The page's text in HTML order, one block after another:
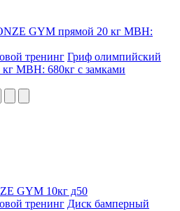
тренинг Гриф олимпийский
МВН: 680кг с замками
тренинг Диск бамперный